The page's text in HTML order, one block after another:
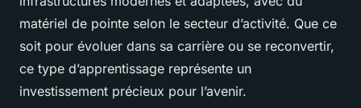
matériel de pointe selon le secteur d’activité. Que ce
soit pour évoluer dans sa carrière ou se reconvertir,
ce type d’apprentissage représente un
investissement précieux pour l’avenir.